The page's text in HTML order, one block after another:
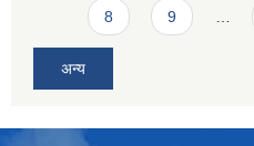
8 9 …
अन्य